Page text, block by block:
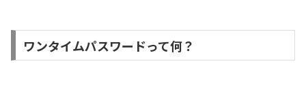
ワンタイムパスワードって何？